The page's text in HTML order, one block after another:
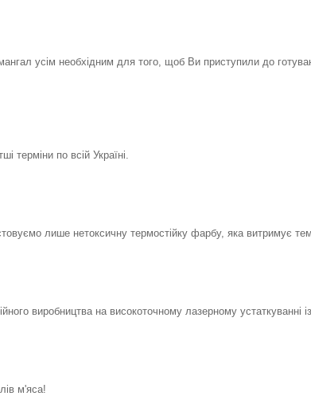
усім необхідним для того, щоб Ви приступили до
терміни по всій Україні.
лише нетоксичну термостійку фарбу, яка витримує
виробництва на високоточному лазерному устаткуванні із
м'яса!